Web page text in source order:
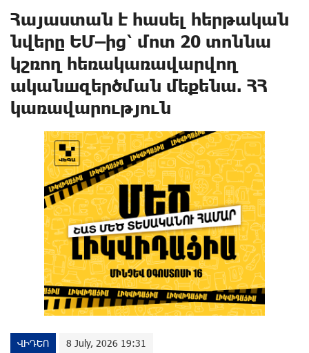
Հայաստան է հասել հերթական
նվերը ԵՄ–ից՝ մոտ 20 տոննա
կշռող հեռակառավարվող
ականшզերծման մեքենա. ՀՀ
կառավարություն
ՎԻԴԵՈ 8 July, 2026 19:31